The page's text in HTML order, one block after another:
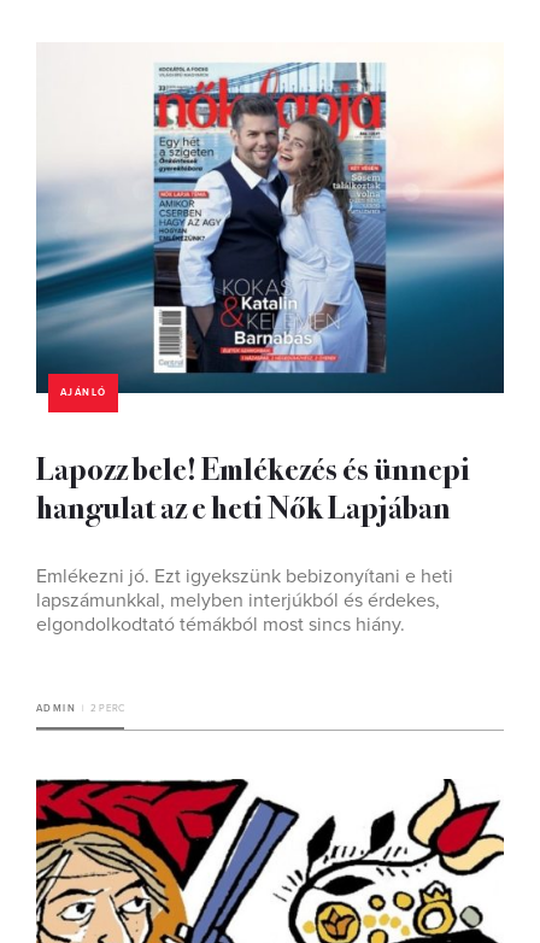
AJÁNLÓ
Lapozz bele! Emlékezés és ünnepi
hangulat az e heti Nők Lapjában
Emlékezni jó. Ezt igyekszünk bebizonyítani e heti
lapszámunkkal, melyben interjúkból és érdekes,
elgondolkodtató témákból most sincs hiány.
ADMIN 2 PERC